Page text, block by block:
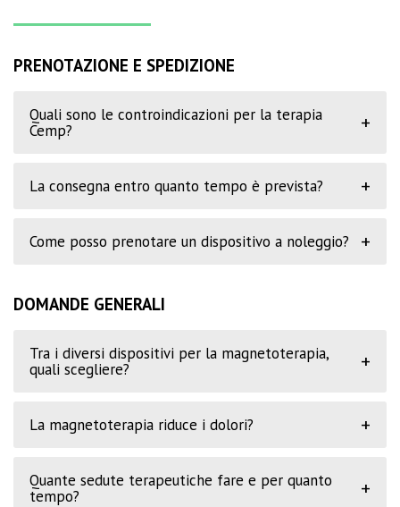
PRENOTAZIONE E SPEDIZIONE
Quali sono le controindicazioni per la terapia
Cemp?
+
La consegna entro quanto tempo è prevista? +
Come posso prenotare un dispositivo a noleggio? +
DOMANDE GENERALI
Tra i diversi dispositivi per la magnetoterapia,
quali scegliere?
+
La magnetoterapia riduce i dolori? +
Quante sedute terapeutiche fare e per quanto
tempo?
+